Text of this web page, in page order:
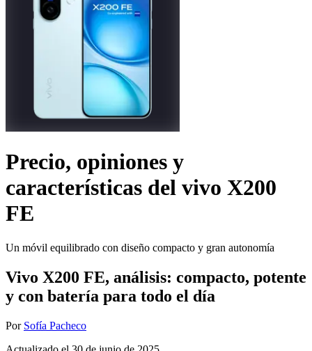
Precio, opiniones y
características del vivo X200
FE
Un móvil equilibrado con diseño compacto y gran autonomía
Vivo X200 FE, análisis: compacto, potente
y con batería para todo el día
Por Sofía Pacheco